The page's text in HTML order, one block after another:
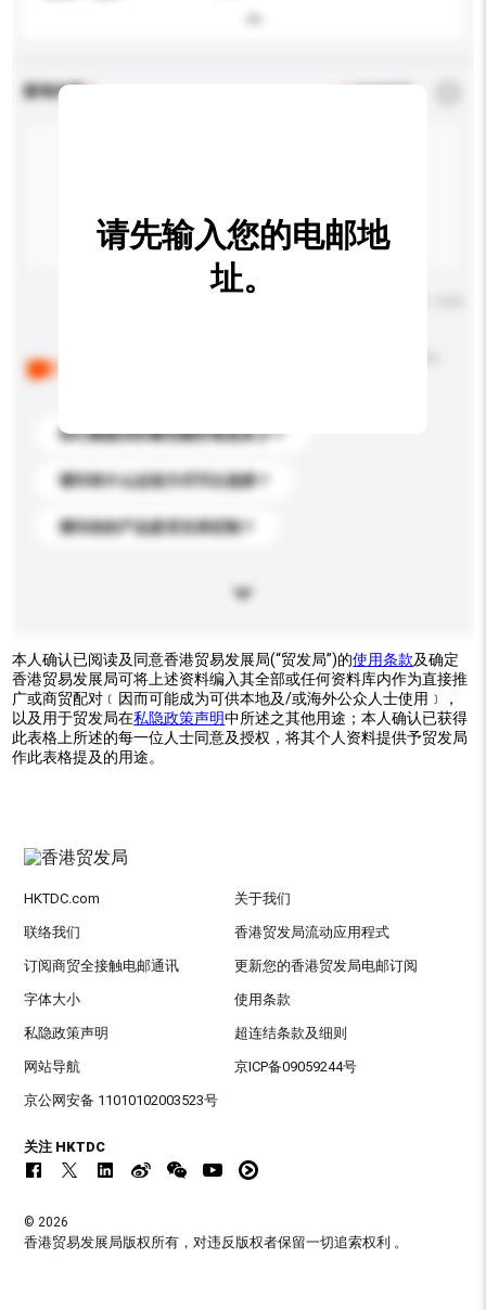
查询内容
你们能提供的最优惠价格是多少？
请问有什么运送方式可以选择？
请问你的产品是否支持定制？
请先输入您的电邮地
址。
本人确认已阅读及同意香港贸易发展局(“贸发局”)的使用条款及确定
香港贸易发展局可将上述资料编入其全部或任何资料库内作为直接推
广或商贸配对﹝因而可能成为可供本地及/或海外公众人士使用﹞，
以及用于贸发局在私隐政策声明中所述之其他用途；本人确认已获得
此表格上所述的每一位人士同意及授权，将其个人资料提供予贸发局
作此表格提及的用途。
HKTDC.com 关于我们
联络我们 香港贸发局流动应用程式
订阅商贸全接触电邮通讯 更新您的香港贸发局电邮订阅
字体大小 使用条款
私隐政策声明 超连结条款及细则
网站导航 京ICP备09059244号
京公网安备 11010102003523号
关注 HKTDC
© 2026
香港贸易发展局版权所有，对违反版权者保留一切追索权利 。